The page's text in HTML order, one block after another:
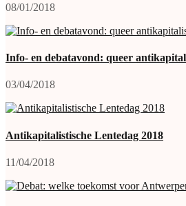
08/01/2018
Info- en debatavond: queer
03/04/2018
Antikapitalistische Lentedag 2018
11/04/2018